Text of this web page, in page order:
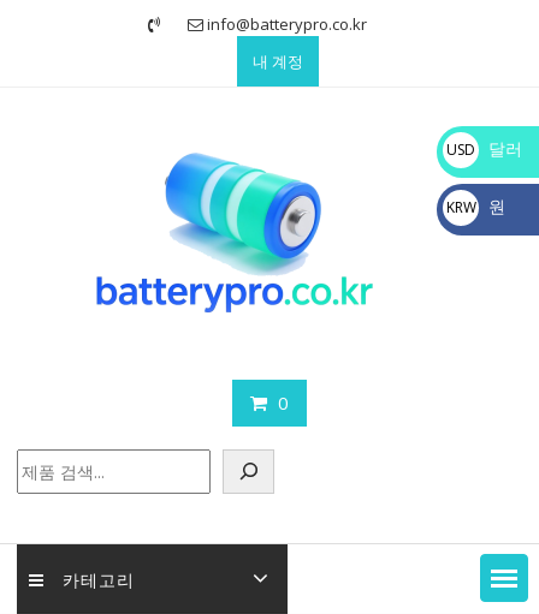
info@batterypro.co.kr
내 계정
0
색
카테고리
USD
$
달러
KRW
₩
원